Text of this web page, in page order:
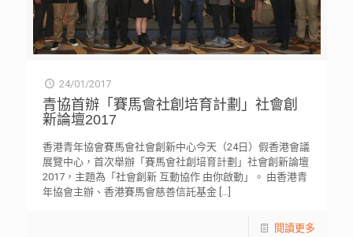
24/01/2017
青協首辦「賽馬會社創培育計劃」社會創
新論壇2017
香港青年協會賽馬會社會創新中心今天（24日）假香港會議
展覽中心，首次舉辦「賽馬會社創培育計劃」社會創新論壇
2017，主題為「社會創新 互動協作 由你啟動」。 由香港青
年協會主辦、香港賽馬會慈善信託基金[…]
閱讀更多